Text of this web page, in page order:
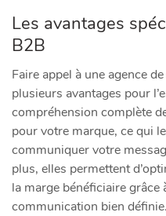
Les avantages
B2B
Faire appel à une agence
plusieurs avantages pour
compréhension complète
pour votre marque, ce qui
communiquer votre
plus, elles permettent
la marge bénéficiaire grâce
communication bien définie.